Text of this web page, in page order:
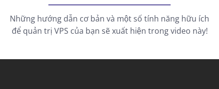
Những hướng dẫn cơ bản và một số tính năng hữu ích
để quản trị VPS của bạn sẽ xuất hiện trong video này!